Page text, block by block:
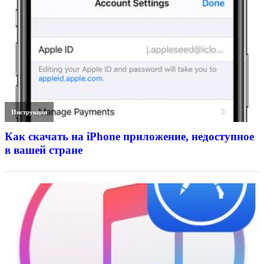
Инструкции
Как скачать на iPhone приложение, недоступное
в вашей стране